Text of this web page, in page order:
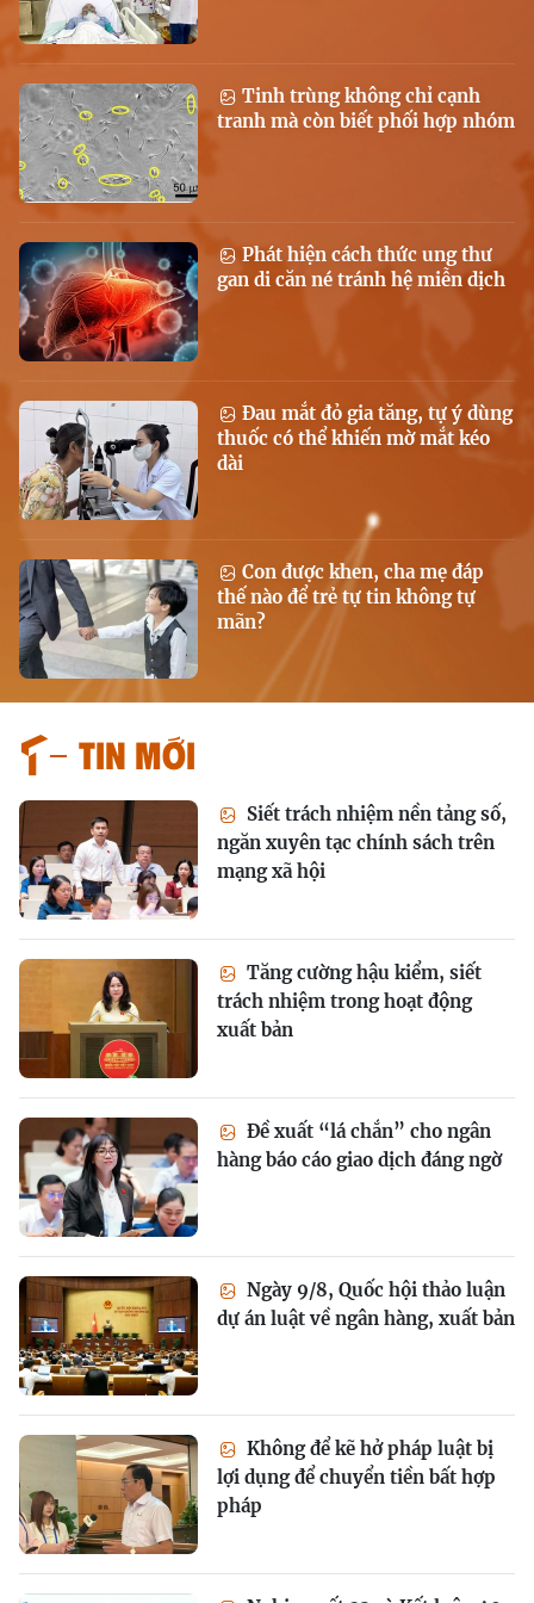
Tinh trùng không chỉ cạnh
tranh mà còn biết phối hợp nhóm
Phát hiện cách thức ung thư
gan di căn né tránh hệ miễn dịch
Đau mắt đỏ gia tăng, tự ý dùng
thuốc có thể khiến mờ mắt kéo
dài
Con được khen, cha mẹ đáp
thế nào để trẻ tự tin không tự
mãn?
Tin mới
Siết trách nhiệm nền tảng số,
ngăn xuyên tạc chính sách trên
mạng xã hội
Tăng cường hậu kiểm, siết
trách nhiệm trong hoạt động
xuất bản
Đề xuất “lá chắn” cho ngân
hàng báo cáo giao dịch đáng ngờ
Ngày 9/8, Quốc hội thảo luận
dự án luật về ngân hàng, xuất bản
Không để kẽ hở pháp luật bị
lợi dụng để chuyển tiền bất hợp
pháp